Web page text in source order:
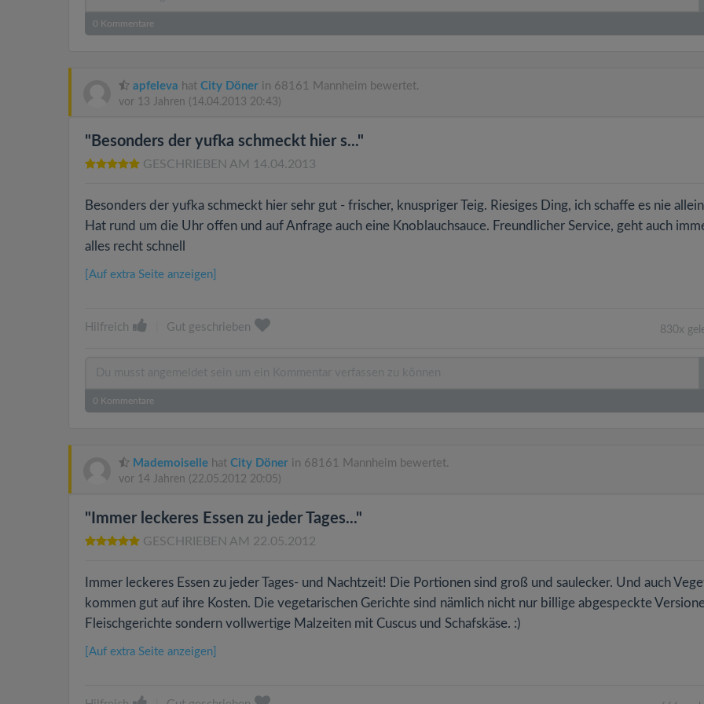
0 Kommentare
apfeleva hat City Döner in 68161 Mannheim bewertet.
vor 13 Jahren (14.04.2013 20:43)
"Besonders der yufka schmeckt hier s..."
GESCHRIEBEN AM 14.04.2013
Besonders der yufka schmeckt hier sehr gut - frischer, knuspriger Teig. Riesiges Ding, ich schaffe es nie
Hat rund um die Uhr offen und auf Anfrage auch eine Knoblauchsauce. Freundlicher Service, geht auch
alles recht schnell
[Auf extra Seite anzeigen]
Hilfreich Gut geschrieben 830x
0 Kommentare
Mademoiselle hat City Döner in 68161 Mannheim bewertet.
vor 14 Jahren (22.05.2012 20:05)
"Immer leckeres Essen zu jeder Tages..."
GESCHRIEBEN AM 22.05.2012
Immer leckeres Essen zu jeder Tages- und Nachtzeit! Die Portionen sind groß und saulecker. Und auch
kommen gut auf ihre Kosten. Die vegetarischen Gerichte sind nämlich nicht nur billige abgespeckte
Fleischgerichte sondern vollwertige Malzeiten mit Cuscus und Schafskäse. :)
[Auf extra Seite anzeigen]